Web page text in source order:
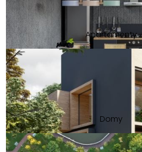
Apartamenty
Domy